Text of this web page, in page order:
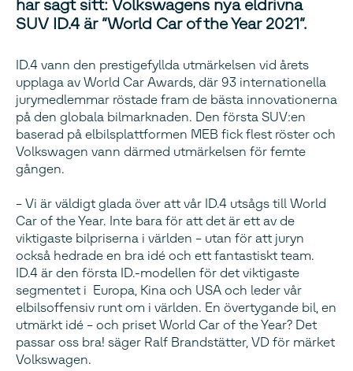
har sagt sitt: Volkswagens nya eldrivna
SUV ID.4 är ”World Car of the Year 2021”.
ID.4 vann den prestigefyllda utmärkelsen vid årets
upplaga av World Car Awards, där 93 internationella
jurymedlemmar röstade fram de bästa innovationerna
på den globala bilmarknaden. Den första SUV:en
baserad på elbilsplattformen MEB fick flest röster och
Volkswagen vann därmed utmärkelsen för femte
gången.
– Vi är väldigt glada över att vår ID.4 utsågs till World
Car of the Year. Inte bara för att det är ett av de
viktigaste bilpriserna i världen – utan för att juryn
också hedrade en bra idé och ett fantastiskt team.
ID.4 är den första ID.-modellen för det viktigaste
segmentet i Europa, Kina och USA och leder vår
elbilsoffensiv runt om i världen. En övertygande bil, en
utmärkt idé – och priset World Car of the Year? Det
passar oss bra! säger Ralf Brandstätter, VD för märket
Volkswagen.